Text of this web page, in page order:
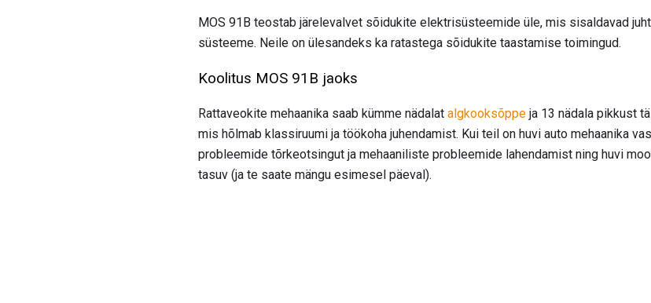
MOS 91B teostab järelevalvet sõidukite elektrisüsteemide üle, mis sisaldavad
süsteeme. Neile on ülesandeks ka ratastega sõidukite taastamise toimingud.
Koolitus MOS 91B jaoks
Rattaveokite mehaanika saab kümme nädalat algkooksõppe ja 13 nädala pikkust
mis hõlmab klassiruumi ja töökoha juhendamist. Kui teil on huvi auto mehaanika
probleemide tõrkeotsingut ja mehaaniliste probleemide lahendamist ning huvi
tasuv (ja te saate mängu esimesel päeval).